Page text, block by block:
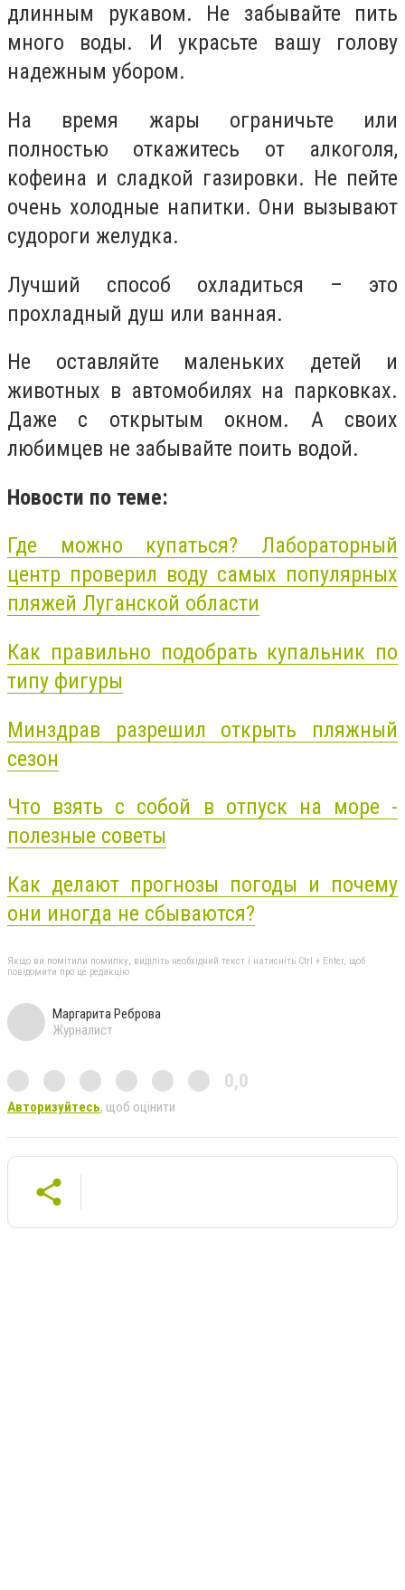
длинным рукавом. Не забывайте пить
много воды. И украсьте вашу голову
надежным убором.
На время жары ограничьте или
полностью откажитесь от алкоголя,
кофеина и сладкой газировки. Не пейте
очень холодные напитки. Они вызывают
судороги желудка.
Лучший способ охладиться – это
прохладный душ или ванная.
Не оставляйте маленьких детей и
животных в автомобилях на парковках.
Даже с открытым окном. А своих
любимцев не забывайте поить водой.
Новости по теме:
Где можно купаться? Лабораторный
центр проверил воду самых популярных
пляжей Луганской области
Как правильно подобрать купальник по
типу фигуры
Минздрав разрешил открыть пляжный
сезон
Что взять с собой в отпуск на море -
полезные советы
Как делают прогнозы погоды и почему
они иногда не сбываются?
Якщо ви помітили помилку, виділіть необхідний текст і натисніть Ctrl + Enter, щоб
повідомити про це редакцію
Маргарита Реброва
Журналист
0,0
Авторизуйтесь, щоб оцінити